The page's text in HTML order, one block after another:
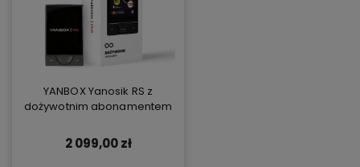
YANBOX Yanosik RS z
dożywotnim abonamentem
2 099,00 zł